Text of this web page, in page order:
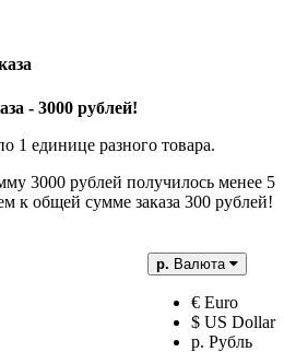
- 3000 рублей!
1 единице разного товара.
3000 рублей получилось менее 5
к общей сумме заказа 300 рублей!
р. Валюта
€ Euro
$ US Dollar
р. Рубль